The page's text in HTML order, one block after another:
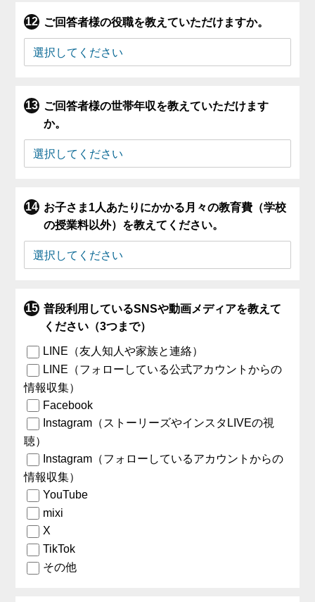
ご回答者様の役職を教えていただけますか。
ご回答者様の世帯年収を教えていただけます
か。
お子さま1人あたりにかかる月々の教育費（学校
の授業料以外）を教えてください。
普段利用しているSNSや動画メディアを教えて
ください（3つまで）
LINE（友人知人や家族と連絡）
LINE（フォローしている公式アカウントからの
情報収集）
Facebook
Instagram（ストーリーズやインスタLIVEの視
聴）
Instagram（フォローしているアカウントからの
情報収集）
YouTube
mixi
X
TikTok
その他